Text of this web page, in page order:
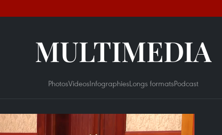
MULTIMEDIA
PhotosVideosInfographiesLongs formatsPodcast